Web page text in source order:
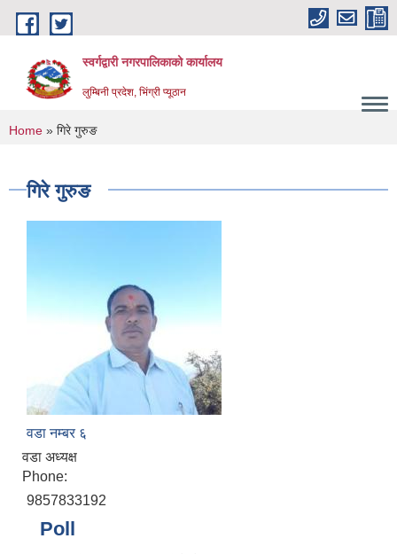
Skip to main content
स्वर्गद्वारी नगरपालिकाको कार्यालय
लुम्बिनी प्रदेश, भिंग्री प्यूठान
You are here
Home » गिरे गुरुङ
गिरे गुरुङ
वडा नम्बर ६
वडा अध्यक्ष
Phone:
9857833192
Poll